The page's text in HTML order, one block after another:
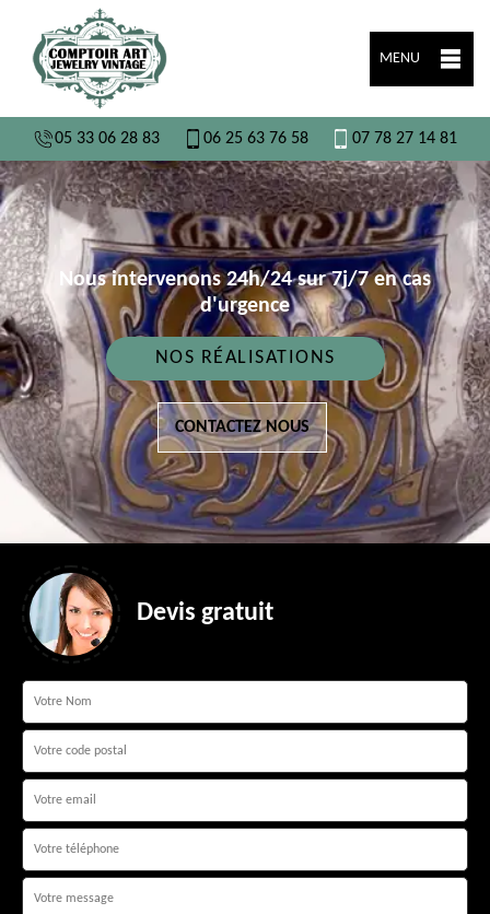
MENU
05 33 06 28 83 06 25 63 76 58 07 78 27 14 81
Nous intervenons 24h/24 sur 7j/7 en cas
d'urgence
NOS RÉALISATIONS
CONTACTEZ NOUS
Devis gratuit